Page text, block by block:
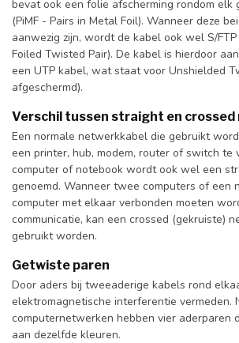
bevat ook een folie afscherming rondom elk
(PiMF - Pairs in Metal Foil). Wanneer deze
aanwezig zijn, wordt de kabel ook wel S/
Foiled Twisted Pair). De kabel is hierdoor
een UTP kabel, wat staat voor Unshielded
afgeschermd).
Verschil tussen straight en
Een normale netwerkkabel die gebruikt
een printer, hub, modem, router of switch te
computer of notebook wordt ook wel een
genoemd. Wanneer twee computers of een
computer met elkaar verbonden moeten
communicatie, kan een crossed (gekruiste)
gebruikt worden.
Getwiste paren
Door aders bij tweeaderige kabels rond
elektromagnetische interferentie vermeden.
computernetwerken hebben vier aderparen
aan dezelfde kleuren.